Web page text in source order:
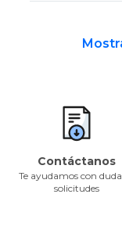
Contáctanos
Te ayudamos con
solicitudes